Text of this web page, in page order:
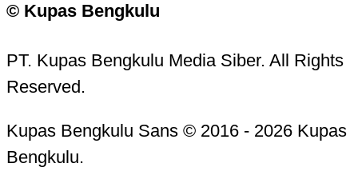
© Kupas Bengkulu
PT. Kupas Bengkulu Media Siber. All Rights
Reserved.
Kupas Bengkulu Sans © 2016 - 2026 Kupas
Bengkulu.